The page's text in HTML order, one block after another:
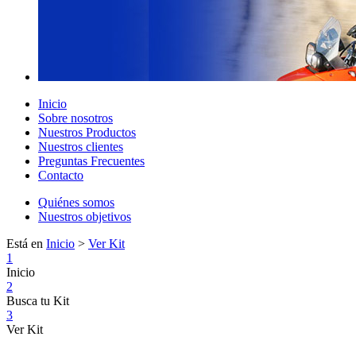
Inicio
Sobre nosotros
Nuestros Productos
Nuestros clientes
Preguntas Frecuentes
Contacto
Quiénes somos
Nuestros objetivos
Está en Inicio > Ver Kit
1
Inicio
2
Busca tu Kit
3
Ver Kit